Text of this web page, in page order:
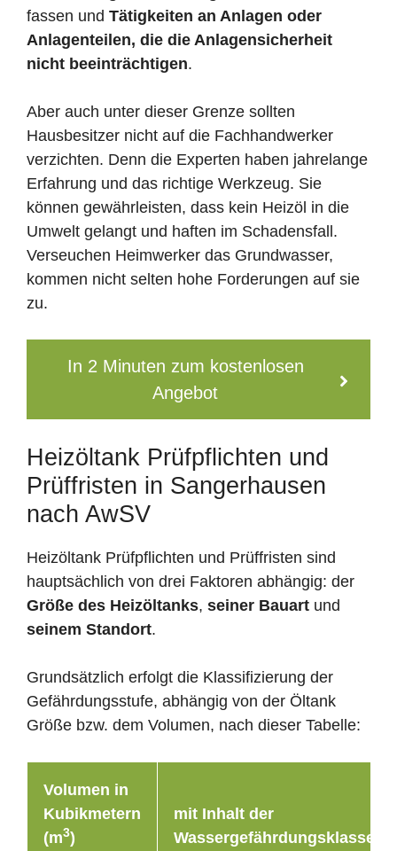
fassen und Tätigkeiten an Anlagen oder
Anlagenteilen, die die Anlagensicherheit
nicht beeinträchtigen.
Aber auch unter dieser Grenze sollten
Hausbesitzer nicht auf die Fachhandwerker
verzichten. Denn die Experten haben jahrelange
Erfahrung und das richtige Werkzeug. Sie
können gewährleisten, dass kein Heizöl in die
Umwelt gelangt und haften im Schadensfall.
Verseuchen Heimwerker das Grundwasser,
kommen nicht selten hohe Forderungen auf sie
zu.
In 2 Minuten zum kostenlosen
Angebot
Heizöltank Prüfpflichten und
Prüffristen in Sangerhausen
nach AwSV
Heizöltank Prüfpflichten und Prüffristen sind
hauptsächlich von drei Faktoren abhängig: der
Größe des Heizöltanks, seiner Bauart und
seinem Standort.
Grundsätzlich erfolgt die Klassifizierung der
Gefährdungsstufe, abhängig von der Öltank
Größe bzw. dem Volumen, nach dieser Tabelle:
Volumen in
Kubikmetern
(m3)
mit Inhalt der
Wassergefährdungsklasse